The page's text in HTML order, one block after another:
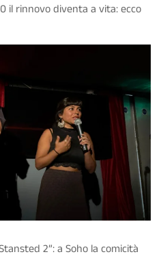
il rinnovo diventa a vita: ecco
2”: a Soho la comicità